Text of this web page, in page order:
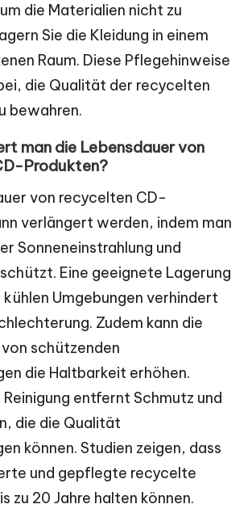
die Materialien nicht zu
Sie die Kleidung in einem
Raum. Diese Pflegehinweise
die Qualität der recycelten
bewahren.
man die Lebensdauer von
Produkten?
von recycelten CD-
verlängert werden, indem man
Sonneneinstrahlung und
Eine geeignete Lagerung
Umgebungen verhindert
Zudem kann die
schützenden
die Haltbarkeit erhöhen.
entfernt Schmutz und
die die Qualität
können. Studien zeigen, dass
und gepflegte recycelte
zu 20 Jahre halten können.